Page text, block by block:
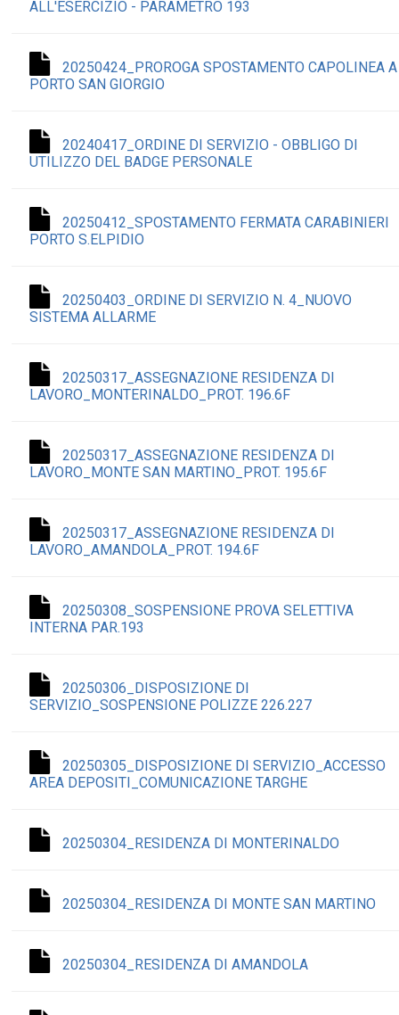
ALL'ESERCIZIO - PARAMETRO 193
20250424_PROROGA SPOSTAMENTO CAPOLINEA A
PORTO SAN GIORGIO
20240417_ORDINE DI SERVIZIO - OBBLIGO DI
UTILIZZO DEL BADGE PERSONALE
20250412_SPOSTAMENTO FERMATA CARABINIERI
PORTO S.ELPIDIO
20250403_ORDINE DI SERVIZIO N. 4_NUOVO
SISTEMA ALLARME
20250317_ASSEGNAZIONE RESIDENZA DI
LAVORO_MONTERINALDO_PROT. 196.6F
20250317_ASSEGNAZIONE RESIDENZA DI
LAVORO_MONTE SAN MARTINO_PROT. 195.6F
20250317_ASSEGNAZIONE RESIDENZA DI
LAVORO_AMANDOLA_PROT. 194.6F
20250308_SOSPENSIONE PROVA SELETTIVA
INTERNA PAR.193
20250306_DISPOSIZIONE DI
SERVIZIO_SOSPENSIONE POLIZZE 226.227
20250305_DISPOSIZIONE DI SERVIZIO_ACCESSO
AREA DEPOSITI_COMUNICAZIONE TARGHE
20250304_RESIDENZA DI MONTERINALDO
20250304_RESIDENZA DI MONTE SAN MARTINO
20250304_RESIDENZA DI AMANDOLA